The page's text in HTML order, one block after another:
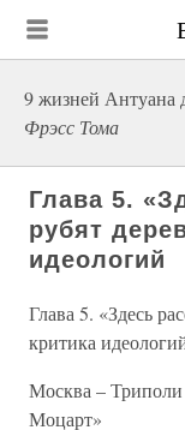
9 жизней Антуана
Фрэсс Тома
Глава 5.
рубят
идеологий
Глава 5. «Здесь
критика
Москва –
Моцарт»